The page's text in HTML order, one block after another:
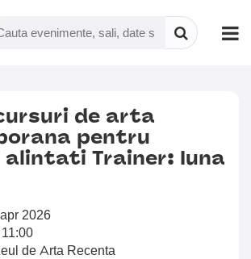
de arta
pentru
Trainer: Iuna
2026
de Arta Recenta